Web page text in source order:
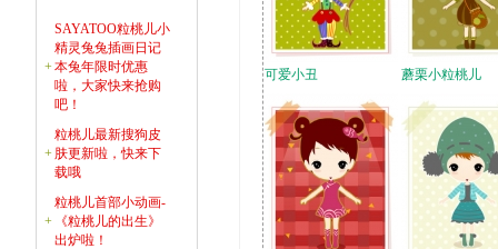
+
SAYATOO粒桃儿小
精灵兔兔插画日记
本兔年限时优惠
啦，大家快来抢购
吧！
+
粒桃儿最新搜狗皮
肤更新啦，快来下
载哦
+
粒桃儿首部小动画-
《粒桃儿的出生》
出炉啦！
可爱小丑 蘑栗小粒桃儿